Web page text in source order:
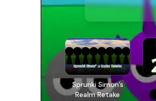
Sprunki Simon’s
Realm Retake